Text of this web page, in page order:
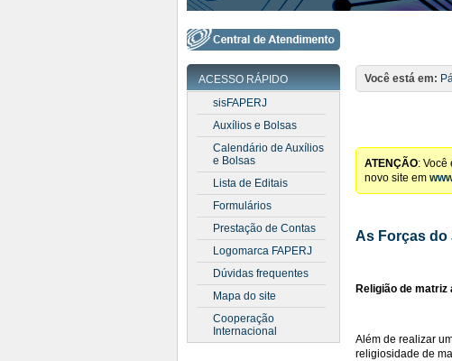
ACESSO RÁPIDO
sisFAPERJ
Auxílios e Bolsas
Calendário de Auxílios
e Bolsas
Lista de Editais
Formulários
Prestação de Contas
Logomarca FAPERJ
Dúvidas frequentes
Mapa do site
Cooperação
Internacional
Você está em:
ATENÇÃO: Você
novo site em
As Forças do
Religião de
Além de realizar
religiosidade de